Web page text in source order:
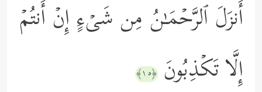
أَنزَلَ ٱلرَّحۡمَـٰنُ مِن شَیۡءٍ إِنۡ أَنتُمۡ
إِلَّا تَكۡذِبُونَ ﴿١٥﴾